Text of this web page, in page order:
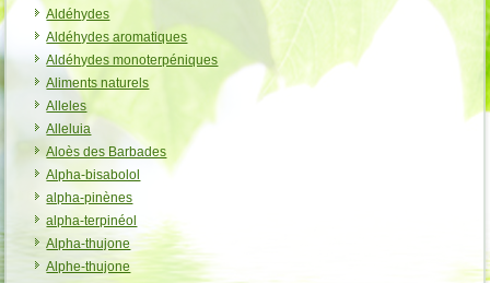
Aldéhydes
Aldéhydes aromatiques
Aldéhydes monoterpéniques
Aliments naturels
Alleles
Alleluia
Aloès des Barbades
Alpha-bisabolol
alpha-pinènes
alpha-terpinéol
Alpha-thujone
Alphe-thujone